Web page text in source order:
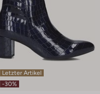
Letzter Artikel
-30%